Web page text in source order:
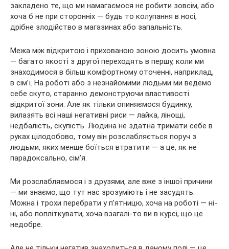
закладено те, що ми намагаємося не робити зовсім, або
хоча б не при сторонніх — будь то колупання в носі,
дрібне злодійство в магазинах або запальність.
Межа між відкритою і прихованою зоною досить умовна
— багато якості з другої переходять в першу, коли ми
знаходимося в більш комфортному оточенні, наприклад,
в сім’ї. На роботі або з незнайомими людьми ми ведемо
себе скуто, старанно демонструючи властивості
відкритої зони. Але як тільки опиняємося будинку,
вилазять всі наші негативні риси — лайка, лінощі,
недбалість, скупість. Людина не здатна тримати себе в
руках цілодобово, тому він розслабляється поруч з
людьми, яких менше боїться втратити — а це, як не
парадоксально, сім’я.
Ми розслабляємося і з друзями, але вже з іншої причини
— ми знаємо, що тут нас зрозуміють і не засудять.
Можна і трохи перебрати у п’ятницю, хоча на роботі — ні-
ні, або попліткувати, хоча взагалі-то ви в курсі, що це
недобре.